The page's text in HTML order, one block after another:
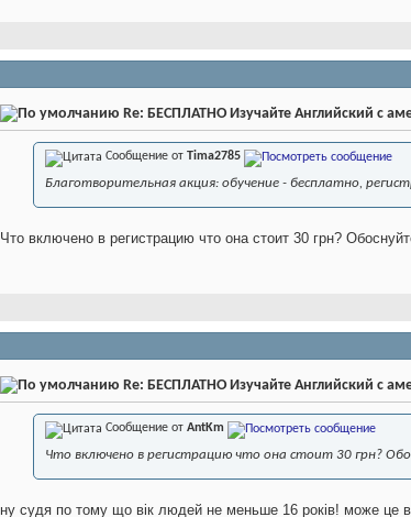
Re: БЕСПЛАТНО Изучайте Английский с
Сообщение от Tima2785
Благотворительная акция: обучение - бесплатно,
Что включено в регистрацию что она стоит 30 грн?
Re: БЕСПЛАТНО Изучайте Английский с
Сообщение от AntKm
Что включено в регистрацию что она стоит 30 грн?
ну судя по тому що вік людей не меньше 16 років! може це